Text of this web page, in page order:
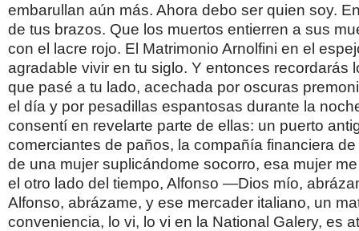
embarullan aún más. Ahora debo ser quien soy.
de tus brazos. Que los muertos entierren a sus
con el lacre rojo. El Matrimonio Arnolfini en el
agradable vivir en tu siglo. Y entonces recordarás
que pasé a tu lado, acechada por oscuras
el día y por pesadillas espantosas durante la
consentí en revelarte parte de ellas: un puerto
comerciantes de paños, la compañía financiera
de una mujer suplicándome socorro, esa mujer
el otro lado del tiempo, Alfonso —Dios mío,
Alfonso, abrázame, y ese mercader italiano, un
conveniencia, lo vi, lo vi en la National Galery, es